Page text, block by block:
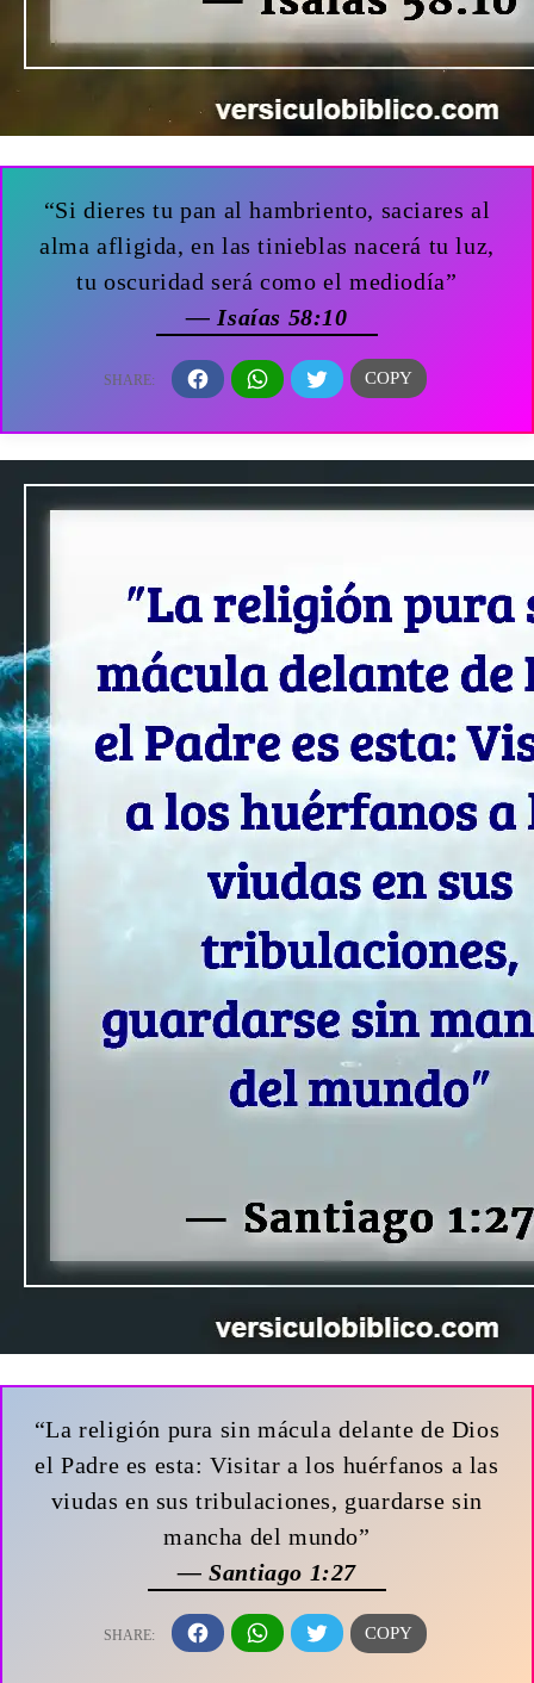
“Si dieres tu pan al hambriento, saciares al
alma afligida, en las tinieblas nacerá tu luz,
tu oscuridad será como el mediodía”
— Isaías 58:10
“La religión pura sin mácula delante de Dios
el Padre es esta: Visitar a los huérfanos a las
viudas en sus tribulaciones, guardarse sin
mancha del mundo”
— Santiago 1:27